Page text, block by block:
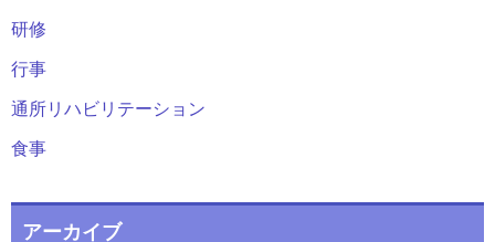
研修
行事
通所リハビリテーション
食事
アーカイブ